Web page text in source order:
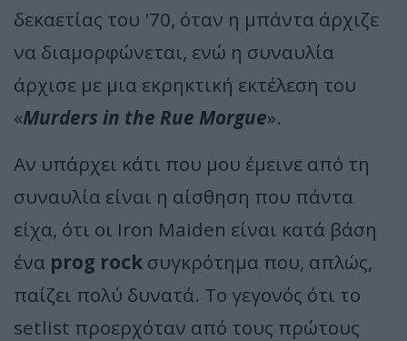
δεκαετίας του '70, όταν η μπάντα άρχιζε
να διαμορφώνεται, ενώ η συναυλία
άρχισε με μια εκρηκτική εκτέλεση του
«Murders in the Rue Morgue».
Αν υπάρχει κάτι που μου έμεινε από τη
συναυλία είναι η αίσθηση που πάντα
είχα, ότι οι Iron Maiden είναι κατά βάση
ένα prog rock συγκρότημα που, απλώς,
παίζει πολύ δυνατά. Το γεγονός ότι το
setlist προερχόταν από τους πρώτους